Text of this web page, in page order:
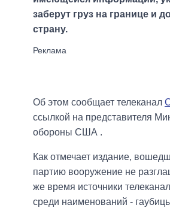
заберут груз на границе и
страну.
Об этом сообщает телеканал
ссылкой на представителя
обороны США .
Как отмечает издание,
партию вооружение не
же время источники
среди наименований -